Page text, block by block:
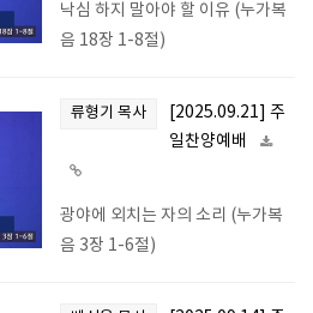
낙심 하지 말아야 할 이유 (누가복
음 18장 1-8절)
류형기 목사
[2025.09.21] 주
일찬양예배
광야에 외치는 자의 소리 (누가복
음 3장 1-6절)